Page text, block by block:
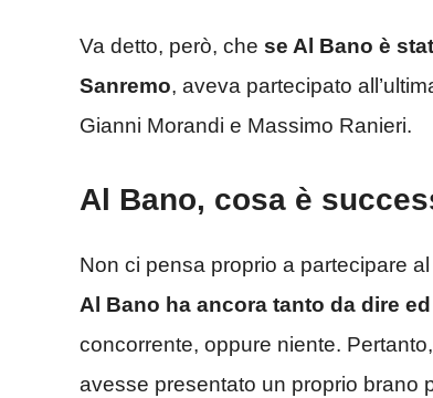
Va detto, però, che se Al Bano è
Sanremo, aveva partecipato
Gianni Morandi e Massimo Ranieri.
Al Bano, cosa è
Non ci pensa proprio a partecipare
Al Bano ha ancora tanto da dire
concorrente, oppure niente. Pertanto,
avesse presentato un proprio brano